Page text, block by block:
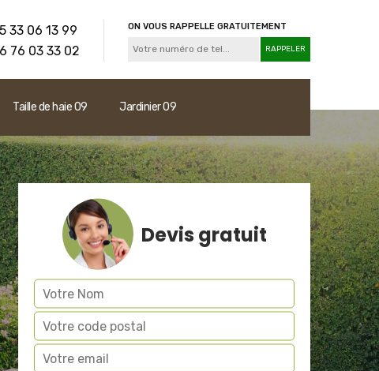
33 06 13 99
76 03 33 02
ON VOUS RAPPELLE GRATUITEMENT
Taille de haie 09 Jardinier 09
Devis gratuit